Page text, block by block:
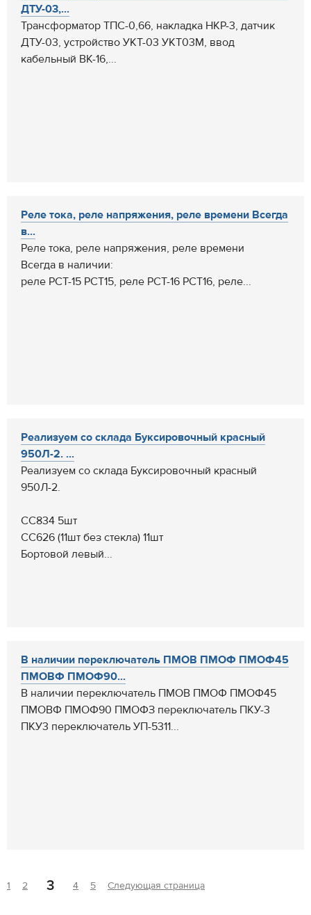
ДТУ-03,...
Трансформатор ТПС-0,66, накладка НКР-3, датчик
ДТУ-03, устройство УКТ-03 УКТ03М, ввод
кабельный ВК-16,...
Реле тока, реле напряжения, реле времени Всегда
в...
Реле тока, реле напряжения, реле времени
Всегда в наличии:
реле РСТ-15 РСТ15, реле РСТ-16 РСТ16, реле...
Реализуем со склада Буксировочный красный
950Л-2. ...
Реализуем со склада Буксировочный красный
950Л-2.
СС834 5шт
СС626 (11шт без стекла) 11шт
Бортовой левый...
В наличии переключатель ПМОВ ПМОФ ПМОФ45
ПМОВФ ПМОФ90...
В наличии переключатель ПМОВ ПМОФ ПМОФ45
ПМОВФ ПМОФ90 ПМОФЗ переключатель ПКУ-3
ПКУ3 переключатель УП-5311...
1 2 3 4 5 Следующая страница